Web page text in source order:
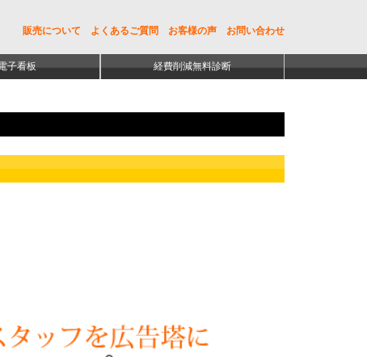
販売について よくあるご質問 お客様の声 お問い合わせ
子看板 経費削減無料診断